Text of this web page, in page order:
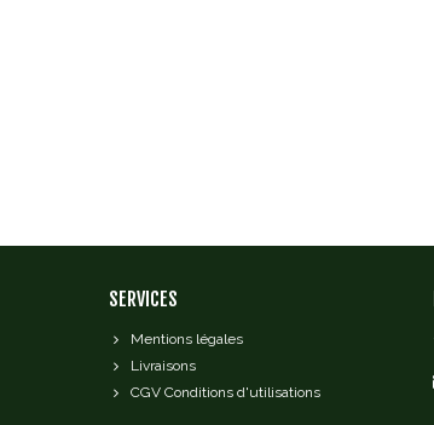
SERVICES
Mentions légales
Livraisons
CGV Conditions d'utilisations